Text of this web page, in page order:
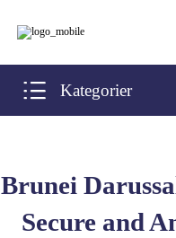
Brunei
Secure and
Kategorier